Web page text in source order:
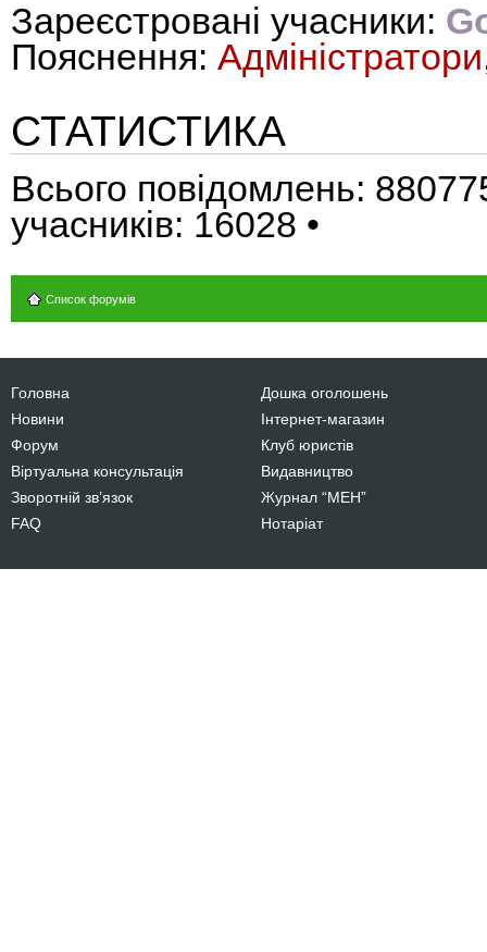
Зареєстровані учасники:
Пояснення: Адміністратори
СТАТИСТИКА
Всього повідомлень:
учасників: 16028 •
Список форумів
Головна
Новини
Форум
Віртуальна консультація
Зворотній зв’язок
FAQ
Дошка оголошень
Інтернет-магазин
Клуб юристів
Видавництво
Журнал “МЕН”
Нотаріат